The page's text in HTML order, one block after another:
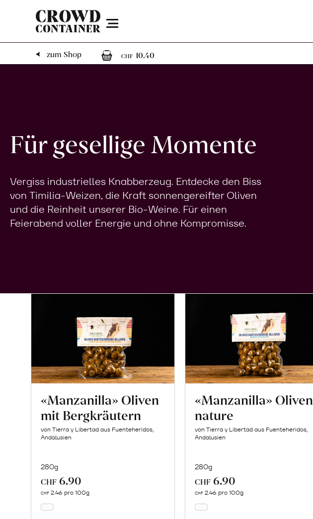
Menu
zum Shop
CHF 10.40
Für gesellige Momente
Vergiss industrielles Knabberzeug. Entdecke den Biss
von Timilia-Weizen, die Kraft sonnengereifter Oliven
und die Reinheit unserer Bio-Weine. Für einen
Feierabend voller Energie und ohne Kompromisse.
«Manzanilla» Oliven
mit Bergkräutern
von Tierra y Libertad aus Fuenteheridos,
Andalusien
280g
CHF 6.90
CHF 2.46 pro 100g
«Manzanilla» Oliven
nature
von Tierra y Libertad aus Fuenteheridos,
Andalusien
280g
CHF 6.90
CHF 2.46 pro 100g